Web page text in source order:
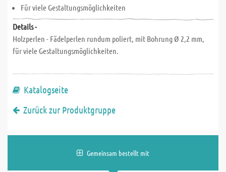
Für viele Gestaltungsmöglichkeiten
Details -
Holzperlen - Fädelperlen rundum poliert, mit Bohrung Ø 2,2 mm,
für viele Gestaltungsmöglichkeiten.
Katalogseite
Zurück zur Produktgruppe
Gemeinsam bestellt mit